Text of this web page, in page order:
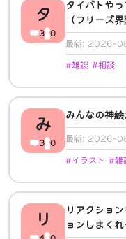
タ
3 0
タイバトや
（フリーズ
最新: 2026-
#雑談 #相談
み
3 0
みんなの神絵
最新: 2026-
#イラスト #雑
リ
リアクショ
ョンしまく